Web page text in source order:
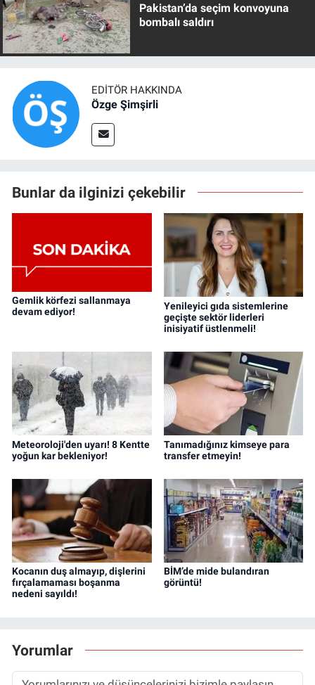
Pakistan’da seçim konvoyuna
bombalı saldırı
EDITÖR HAKKINDA
Özge Şimşirli
Bunlar da ilginizi çekebilir
Gemlik körfezi sallanmaya
devam ediyor!
Yenileyici gıda sistemlerine
geçişte sektör liderleri
inisiyatif üstlenmeli!
Meteoroloji'den uyarı! 8 Kentte
yoğun kar bekleniyor!
Tanımadığınız kimseye para
transfer etmeyin!
Kocanın duş almayıp, dişlerini
fırçalamaması boşanma
nedeni sayıldı!
BİM’de mide bulandıran
görüntü!
Yorumlar